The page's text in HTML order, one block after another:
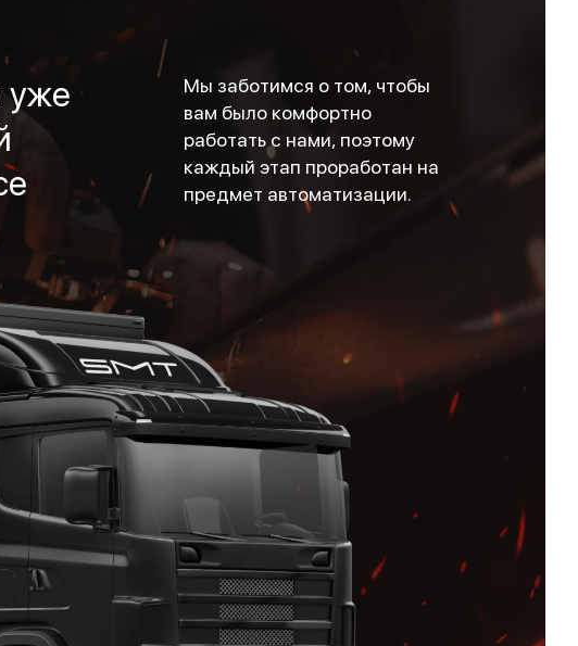
уже
Мы заботимся о том, чтобы
вам было комфортно
работать с нами, поэтому
каждый этап проработан на
предмет автоматизации.